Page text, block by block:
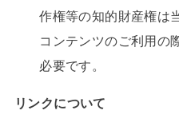
作権等の知的財産権は
コンテンツのご利用の
必要です。
リンクについて